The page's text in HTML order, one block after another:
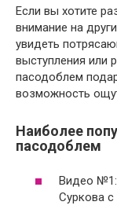
Если вы хотите
внимание на
увидеть
выступления или
пасодоблем
возможность
Наиболее
пасодоблем
Видео №1:
Суркова